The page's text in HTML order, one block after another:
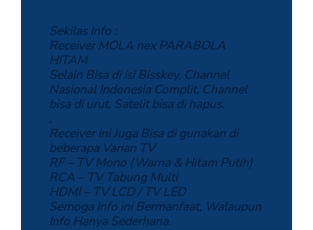
Sekilas Info :
Receiver MOLA nex PARABOLA
HITAM
Selain Bisa di isi Bisskey, Channel
Nasional Indonesia Complit, Channel
bisa di urut, Satelit bisa di hapus.
.
Receiver ini Juga Bisa di gunakan di
beberapa Varian TV
RF – TV Mono (Warna & Hitam Putih)
RCA – TV Tabung Multi
HDMI – TV LCD / TV LED
Semoga Info ini Bermanfaat, Walaupun
Info Hanya Sederhana.